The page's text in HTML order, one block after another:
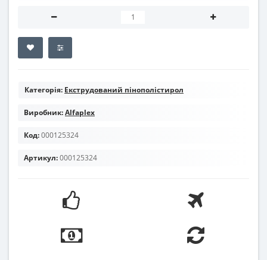
Категорія: Екструдований пінополістирол
Виробник:Alfaplex
Код:000125324
Артикул:000125324